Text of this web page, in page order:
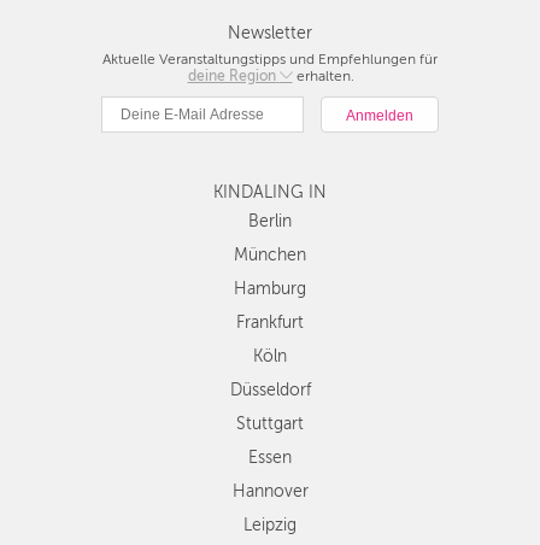
Newsletter
Aktuelle Veranstaltungstipps und Empfehlungen für
deine Region
Berlin
München
Hamburg
Köln
Düsseldorf
Stuttgart
Essen
Dresden
Nürnberg
Wien
Zürich
Andere
Regionen
erhalten.
KINDALING IN
Berlin
München
Hamburg
Frankfurt
Köln
Düsseldorf
Stuttgart
Essen
Hannover
Leipzig